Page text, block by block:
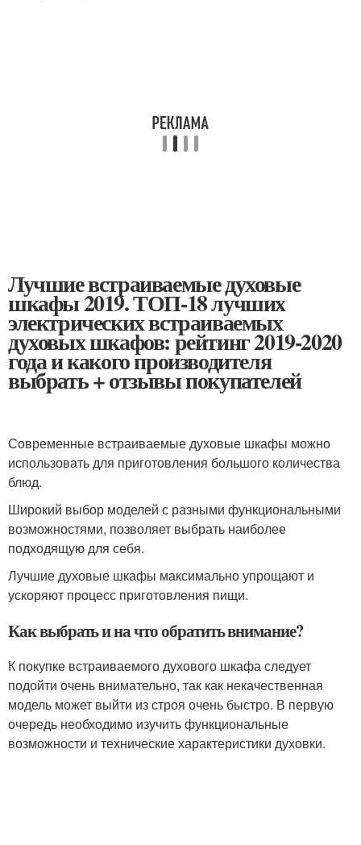
Лучшие встраиваемые духовые
шкафы 2019. ТОП-18 лучших
электрических встраиваемых
духовых шкафов: рейтинг 2019-2020
года и какого производителя
выбрать + отзывы покупателей
Современные встраиваемые духовые шкафы можно
использовать для приготовления большого количества
блюд.
Широкий выбор моделей с разными функциональными
возможностями, позволяет выбрать наиболее
подходящую для себя.
Лучшие духовые шкафы максимально упрощают и
ускоряют процесс приготовления пищи.
Как выбрать и на что обратить внимание?
К покупке встраиваемого духового шкафа следует
подойти очень внимательно, так как некачественная
модель может выйти из строя очень быстро. В первую
очередь необходимо изучить функциональные
возможности и технические характеристики духовки.